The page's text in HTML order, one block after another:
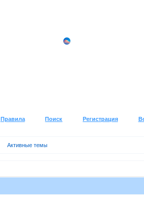
Правила Поиск Регистрация
Активные темы